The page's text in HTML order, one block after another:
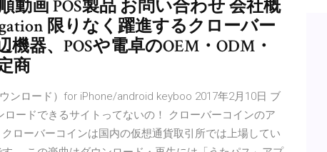
動画 POS製品 お問い合わせ 会社概
限りなく躍進するクローバー
器、POSや電卓のOEM・ODM・
商
ンロード）for iPhone/android keyboo 2017年2月10日 ブ
ードできるサイトってないの！ クローバーコインのア
ローバーコインは国内の仮想通貨取引所では上場してい